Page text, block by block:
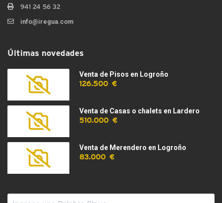
941 24 56 32
info@iregua.com
Últimas novedades
Venta de Pisos en Logroño
126.500 €
Venta de Casas o chalets en Lardero
510.000 €
Venta de Merendero en Logroño
83.000 €